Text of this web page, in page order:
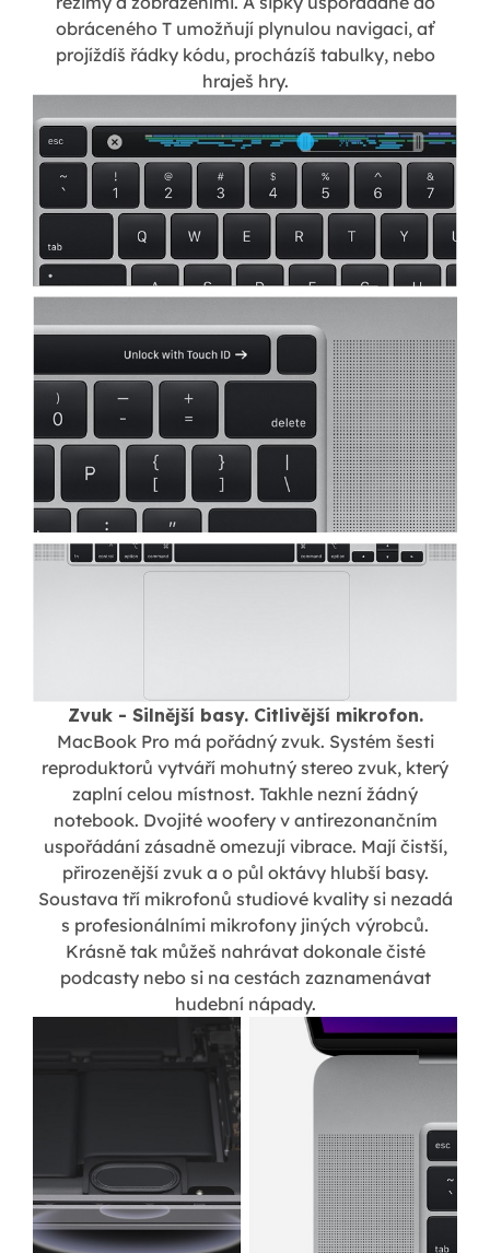
obráceného T umožňují plynulou navigaci, ať
projíždíš řádky kódu, procházíš tabulky, nebo
hraješ hry.
Zvuk - Silnější basy. Citlivější mikrofon.
MacBook Pro má pořádný zvuk. Systém šesti
reproduktorů vytváří mohutný stereo zvuk, který
zaplní celou místnost. Takhle nezní žádný
notebook. Dvojité woofery v antirezonančním
uspořádání zásadně omezují vibrace. Mají čistší,
přirozenější zvuk a o půl oktávy hlubší basy.
Soustava tří mikrofonů studiové kvality si nezadá
s profesionálními mikrofony jiných výrobců.
Krásně tak můžeš nahrávat dokonale čisté
podcasty nebo si na cestách zaznamenávat
hudební nápady.